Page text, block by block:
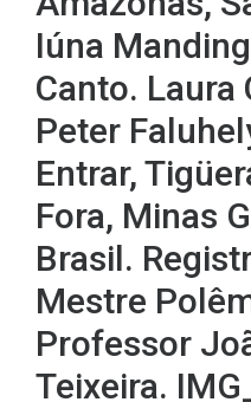
Iúna
Canto. Laura
Peter
Entrar,
Fora, Minas
Brasil.
Mestre
Professor
Teixeira.